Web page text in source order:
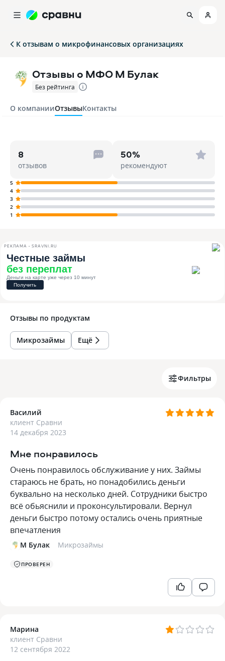
К отзывам о микрофинансовых организациях
Отзывы о МФО М Булак
Без рейтинга
О компанииОтзывыКонтакты
8
отзывов
50%
рекомендуют
5
4
3
2
1
РЕКЛАМА • SRAVNI.RU
Отзывы по продуктам
Микрозаймы Ещё
Фильтры
Василий
клиент Сравни
14 декабря 2023
Мне понравилось
Очень понравилось обслуживание у них. Займы
стараюсь не брать, но понадобились деньги
буквально на несколько дней. Сотрудники быстро
всё обьяснили и проконсультировали. Вернул
деньги быстро потому остались очень приятные
впечатления
М Булак Микрозаймы
ПРОВЕРЕН
Марина
клиент Сравни
12 сентября 2022